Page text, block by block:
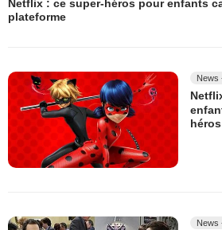
Netflix : ce super-héros pour enfants
plateforme
News
héros
News